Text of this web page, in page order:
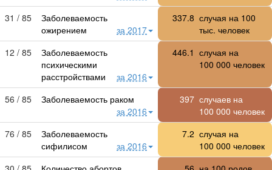
31 / 85
Заболеваемость
ожирением
за 2017
337.8 случая на 100
тыс. человек
12 / 85
Заболеваемость
психическими
расстройствами
за 2016
446.1 случая на
100 000 человек
56 / 85
Заболеваемость раком
за 2016
397 случаев на
100 000 человек
76 / 85
Заболеваемость
сифилисом
за 2016
7.2 случая на
100 000 человек